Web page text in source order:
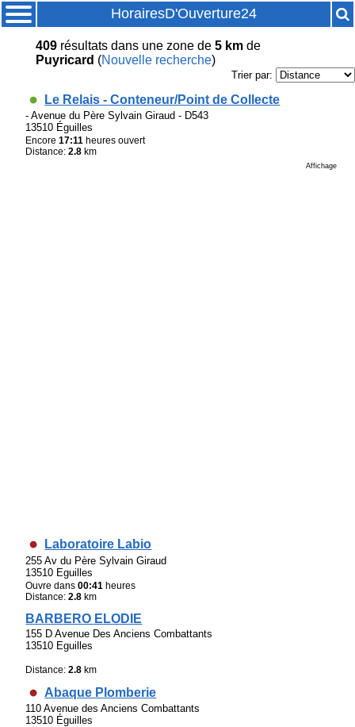
HorairesD'Ouverture24
409résultatsdans une zone de 5 kmde
Puyricard (Nouvelle recherche)
Trier par:
Le Relais - Conteneur/Point de Collecte
- Avenue du Père Sylvain Giraud - D543
13510 Éguilles
Encore17:11 heures ouvert
Distance:2.8 km
Affichage
Laboratoire Labio
255 Av du Père Sylvain Giraud
13510 Eguilles
Ouvre dans00:41 heures
Distance:2.8 km
BARBERO ELODIE
155 D Avenue Des Anciens Combattants
13510 Eguilles
Distance:2.8 km
Abaque Plomberie
110 Avenue des Anciens Combattants
13510 Éguilles